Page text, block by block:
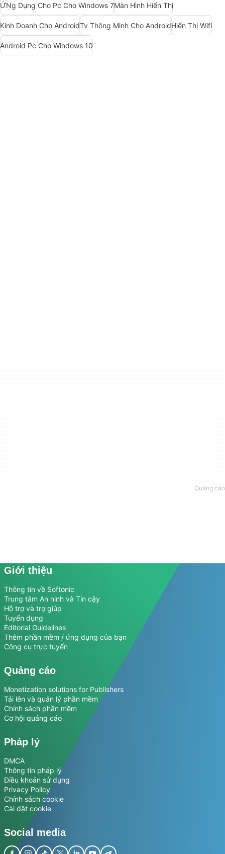
ỨNg Dụng Cho Pc Cho Windows 7Màn Hình Hiển Thị
Kinh Doanh Cho AndroidTv Thông Minh Cho AndroidHiển Thị Wifi
Android Pc Cho Windows 10
Giới thiệu
Thông tin về Softonic
Trung tâm An ninh và Tin cậy
Hỗ trợ và trợ giúp
Tuyển dụng
Editorial Guidelines
Thêm phần mềm / ứng dụng của bạn
Công cụ trực tuyến
Quảng cáo
Monetization solutions for Publishers
Tải lên và quản lý phần mềm
Chính sách phần mềm
Cơ hội quảng cáo
Pháp lý
DMCA
Thông tin pháp lý
Điều khoản sử dụng
Privacy Policy
Chính sách cookie
Cài đặt cookie
Social media